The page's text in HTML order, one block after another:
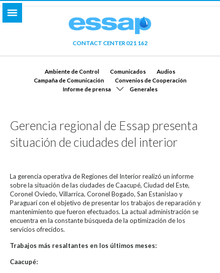
CONTACT CENTER 021 162
Ambiente de Control Comunicados
Audios
Campaña de Comunicación
Convenios de Cooperación
Informe de prensa
Generales
Gerencia regional de Essap presenta
situación de ciudades del interior
La gerencia operativa de Regiones del Interior realizó un informe
sobre la situación de las ciudades de Caacupé, Ciudad del Este,
Coronel Oviedo, Villarrica, Coronel Bogado, San Estanislao y
Paraguarí con el objetivo de presentar los trabajos de reparación y
mantenimiento que fueron efectuados. La actual administración se
encuentra en la constante búsqueda de la optimización de los
servicios ofrecidos.
Trabajos más resaltantes en los últimos meses:
Caacupé: